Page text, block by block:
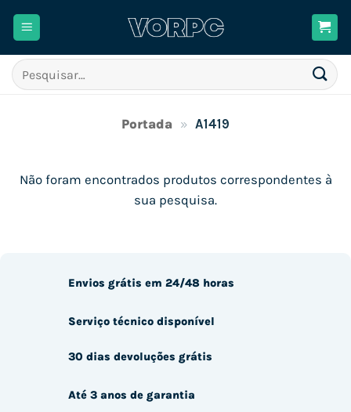
Pesquisar
por:
Portada » A1419
Não foram encontrados produtos correspondentes à
sua pesquisa.
Envios grátis em 24/48 horas
Serviço técnico disponível
30 dias devoluções grátis
Até 3 anos de garantia